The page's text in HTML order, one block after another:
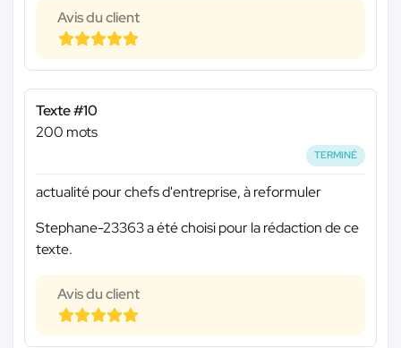
Avis du client
Texte #10
200 mots
TERMINÉ
actualité pour chefs d'entreprise, à reformuler
Stephane-23363 a été choisi pour la rédaction de ce
texte.
Avis du client